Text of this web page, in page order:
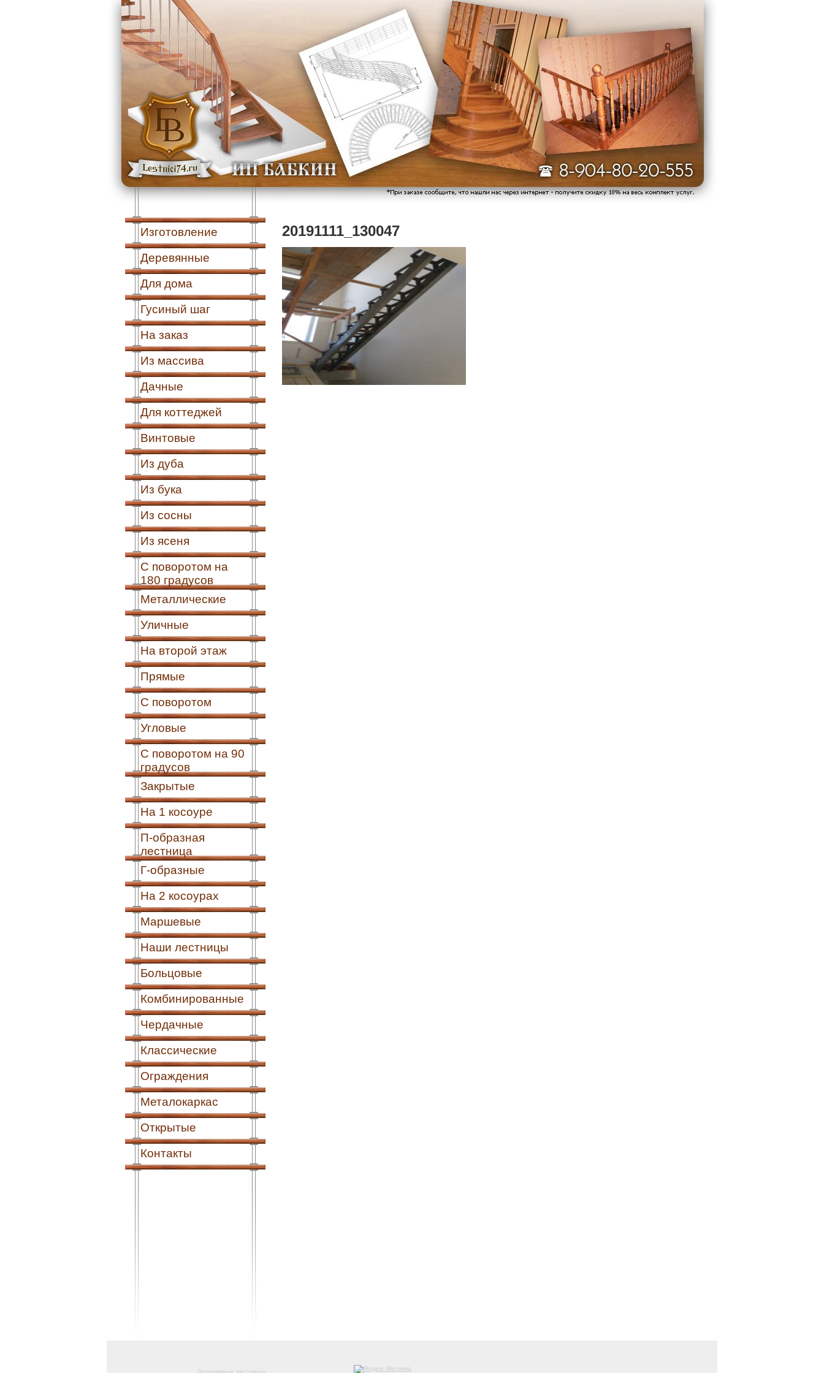
20191111_130047
Изготовление
Деревянные
Для дома
Гусиный шаг
На заказ
Из массива
Дачные
Для коттеджей
Винтовые
Из дуба
Из бука
Из сосны
Из ясеня
С поворотом на
180 градусов
Металлические
Уличные
На второй этаж
Прямые
С поворотом
Угловые
С поворотом на 90
градусов
Закрытые
На 1 косоуре
П-образная
лестница
Г-образные
На 2 косоурах
Маршевые
Наши лестницы
Больцовые
Комбинированные
Чердачные
Классические
Ограждения
Металокаркас
Открытые
Контакты
Деревянные лестницы